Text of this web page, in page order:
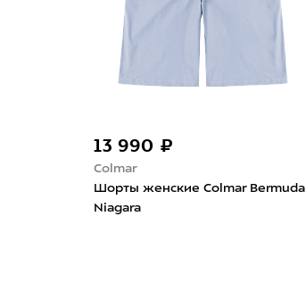
13 990 ₽
Colmar
Шорты женские Colmar Bermuda
Niagara